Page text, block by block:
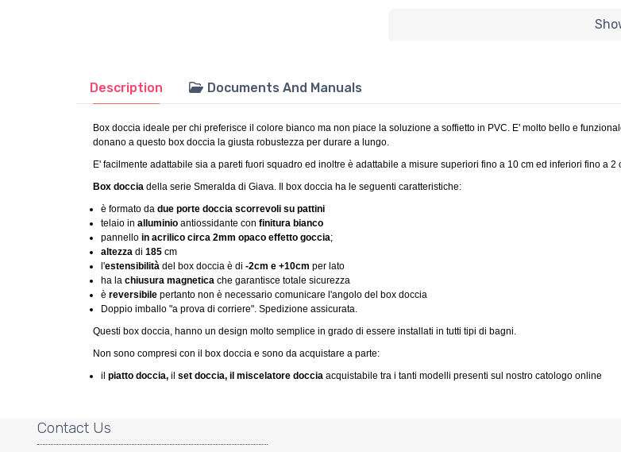
Description Documents And Manuals
Box doccia ideale per chi preferisce il colore bianco ma non piace la soluzione a soffietto in PVC. E' molto bello e
donano a questo box doccia la giusta robustezza per durare a lungo.
E' facilmente adattabile sia a pareti fuori squadro ed inoltre è adattabile a misure superiori fino a 10 cm ed inferiori fino a
Box doccia della serie Smeralda di Giava. Il box doccia ha le seguenti caratteristiche:
è formato da due porte doccia scorrevoli su pattini
telaio in alluminio antiossidante con finitura bianco
pannello in acrilico circa 2mm opaco effetto goccia;
altezza di 185 cm
l'estensibilità del box doccia è di -2cm e +10cm per lato
ha la chiusura magnetica che garantisce totale sicurezza
è reversibile pertanto non è necessario comunicare l'angolo del box doccia
Doppio imballo "a prova di corriere". Spedizione assicurata.
Questi box doccia, hanno un design molto semplice in grado di essere installati in tutti tipi di bagni.
Non sono compresi con il box doccia e sono da acquistare a parte:
il piatto doccia, il set doccia, il miscelatore doccia acquistabile tra i tanti modelli presenti sul nostro catologo online
Contact Us